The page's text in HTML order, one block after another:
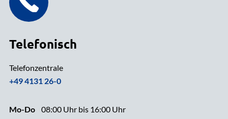
Telefonisch
Telefonzentrale
+49 4131 26-0
Mo-Do
08:00 Uhr bis 16:00 Uhr